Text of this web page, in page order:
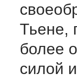
Тьене,
более
силой